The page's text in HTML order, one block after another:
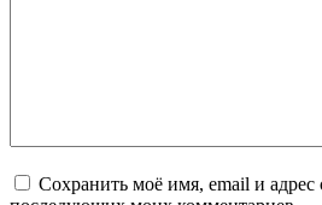
Сохранить моё имя, email и адрес